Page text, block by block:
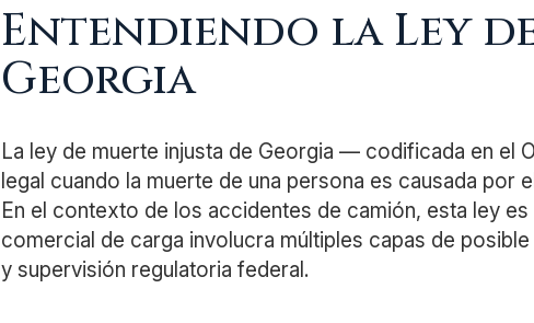
Entendiendo la Ley
Georgia
La ley de muerte injusta de Georgia — codificada en el
legal cuando la muerte de una persona es causada
En el contexto de los accidentes de camión, esta ley
comercial de carga involucra múltiples capas de
y supervisión regulatoria federal.